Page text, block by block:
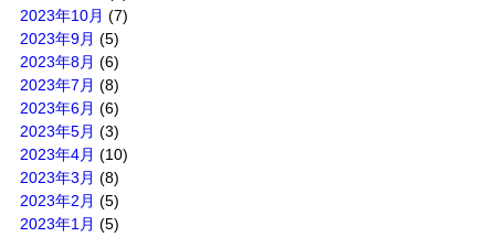
2023年10月 (7)
2023年9月 (5)
2023年8月 (6)
2023年7月 (8)
2023年6月 (6)
2023年5月 (3)
2023年4月 (10)
2023年3月 (8)
2023年2月 (5)
2023年1月 (5)